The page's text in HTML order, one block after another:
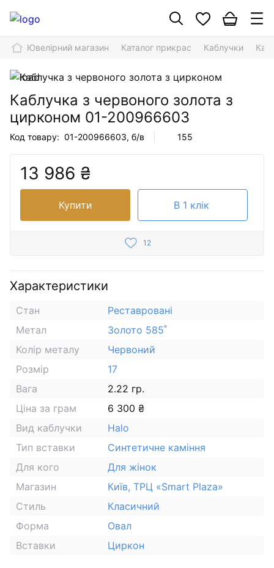
Ювелірний магазин Каталог прикрас Каблучки
Каблучка з червоного золота з
цирконом 01-200966603
Код товару: 01-200966603, б/в 155
13 986 ₴
Купити В 1 клік
12
Характеристики
Стан
Реставровані
Метал
Золото 585˚
Колір металу
Червоний
Розмір
17
Вага
2.22 гр.
Ціна за грам
6 300 ₴
Вид каблучки
Halo
Тип вставки
Синтетичне каміння
Для кого
Для жінок
Магазин
Київ, ТРЦ «Smart Plaza»
Стиль
Класичний
Форма
Овал
Вставки
Циркон